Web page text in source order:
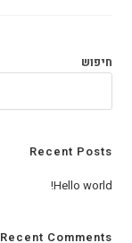
חיפוש
Recent Posts
Hello world!
Recent Comments